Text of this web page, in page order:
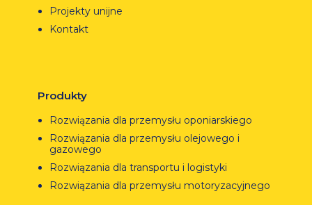
Projekty unijne
Kontakt
Produkty
Rozwiązania dla przemysłu oponiarskiego
Rozwiązania dla przemysłu olejowego i
gazowego
Rozwiązania dla transportu i logistyki
Rozwiązania dla przemysłu motoryzacyjnego